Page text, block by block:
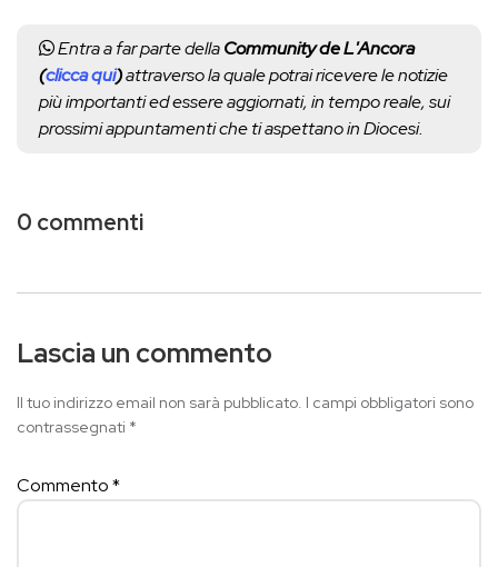
Entra a far parte dellaCommunity de L'Ancora
(clicca qui)attraverso la quale potrai ricevere le notizie
più importanti ed essere aggiornati, in tempo reale, sui
prossimi appuntamenti che ti aspettano in Diocesi.
0 commenti
Lascia un commento
Il tuo indirizzo email non sarà pubblicato. I campi obbligatori sono
contrassegnati *
Commento*